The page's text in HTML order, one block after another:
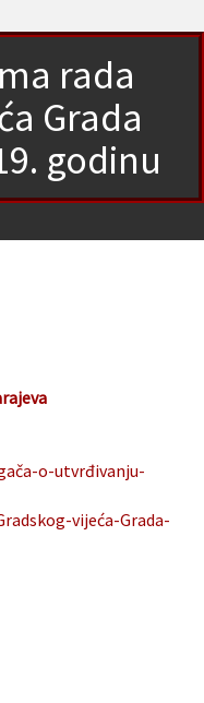
rada
Grada
godinu
o-utvrđivanju-
vijeća-Grada-